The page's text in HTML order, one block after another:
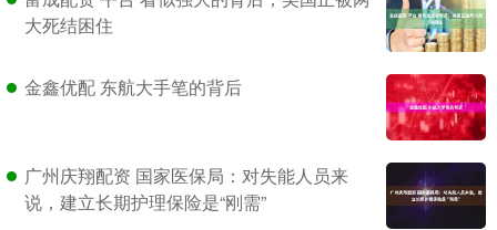
大死结困住
金鑫优配 东航大手笔的背后
广州庆翔配资 国家医保局：对失能人员来
说，建立长期护理保险是“刚需”